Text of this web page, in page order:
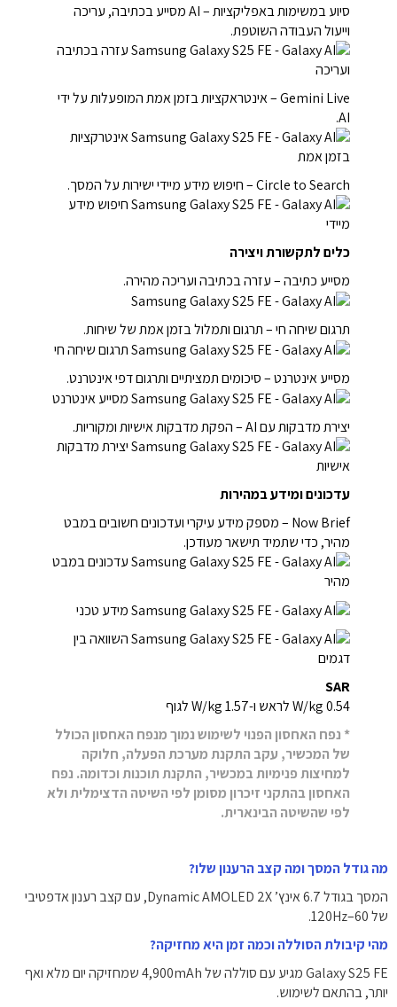
סיוע במשימות באפליקציות – AI מסייע בכתיבה, עריכה
וייעול העבודה השוטפת.
Gemini Live – אינטראקציות בזמן אמת המופעלות על ידי
AI.
Circle to Search – חיפוש מידע מיידי ישירות על המסך.
כלים לתקשורת ויצירה
מסייע כתיבה – עזרה בכתיבה ועריכה מהירה.
תרגום שיחה חי – תרגום ותמלול בזמן אמת של שיחות.
מסייע אינטרנט – סיכומים תמציתיים ותרגום דפי אינטרנט.
יצירת מדבקות עם AI – הפקת מדבקות אישיות ומקוריות.
עדכונים ומידע במהירות
Now Brief – מספק מידע עיקרי ועדכונים חשובים במבט
מהיר, כדי שתמיד תישאר מעודכן.
SAR
0.54 W/kg לראש ו-1.57 W/kg לגוף
* נפח האחסון הפנוי לשימוש נמוך מנפח האחסון הכולל
של המכשיר, עקב התקנת מערכת הפעלה, חלוקה
למחיצות פנימיות במכשיר, התקנת תוכנות וכדומה. נפח
האחסון בהתקני זיכרון מסומן לפי השיטה הדצימלית ולא
לפי שהשיטה הבינארית.
מה גודל המסך ומה קצב הרענון שלו?
המסך בגודל 6.7 אינץ’ Dynamic AMOLED 2X, עם קצב רענון אדפטיבי
של 60–120Hz.
מהי קיבולת הסוללה וכמה זמן היא מחזיקה?
Galaxy S25 FE מגיע עם סוללה של 4,900mAh שמחזיקה יום מלא ואף
יותר, בהתאם לשימוש.